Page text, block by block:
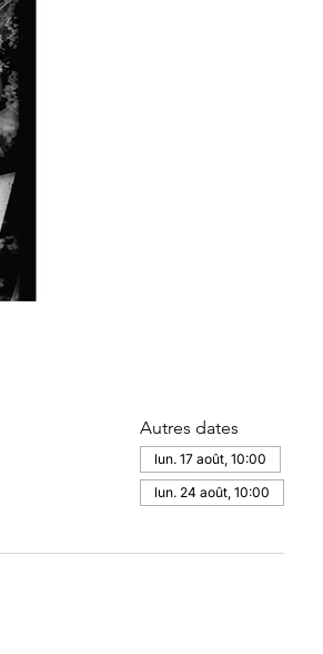
Autres dates
lun. 17 août, 10:00
lun. 24 août, 10:00